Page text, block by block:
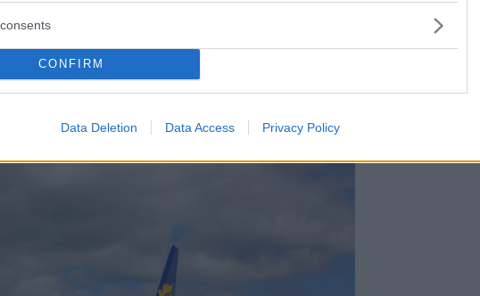
CONFIRM
Data Deletion Data Access Privacy Policy
Iran-Krieges für die Misere von Wizz Air
versäumt, sich rechtzeitig mit Treibstoff zu
Kerosinbedarfs frühzeitig abgesichert – zu